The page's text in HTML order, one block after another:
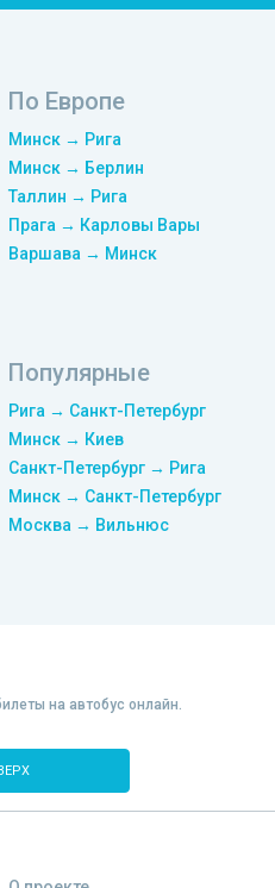
По Европе
Минск → Рига
Минск → Берлин
Таллин → Рига
Прага → Карловы Вары
Варшава → Минск
Популярные
Рига → Санкт-Петербург
Минск → Киев
Санкт-Петербург → Рига
Минск → Санкт-Петербург
Москва → Вильнюс
на автобус онлайн.